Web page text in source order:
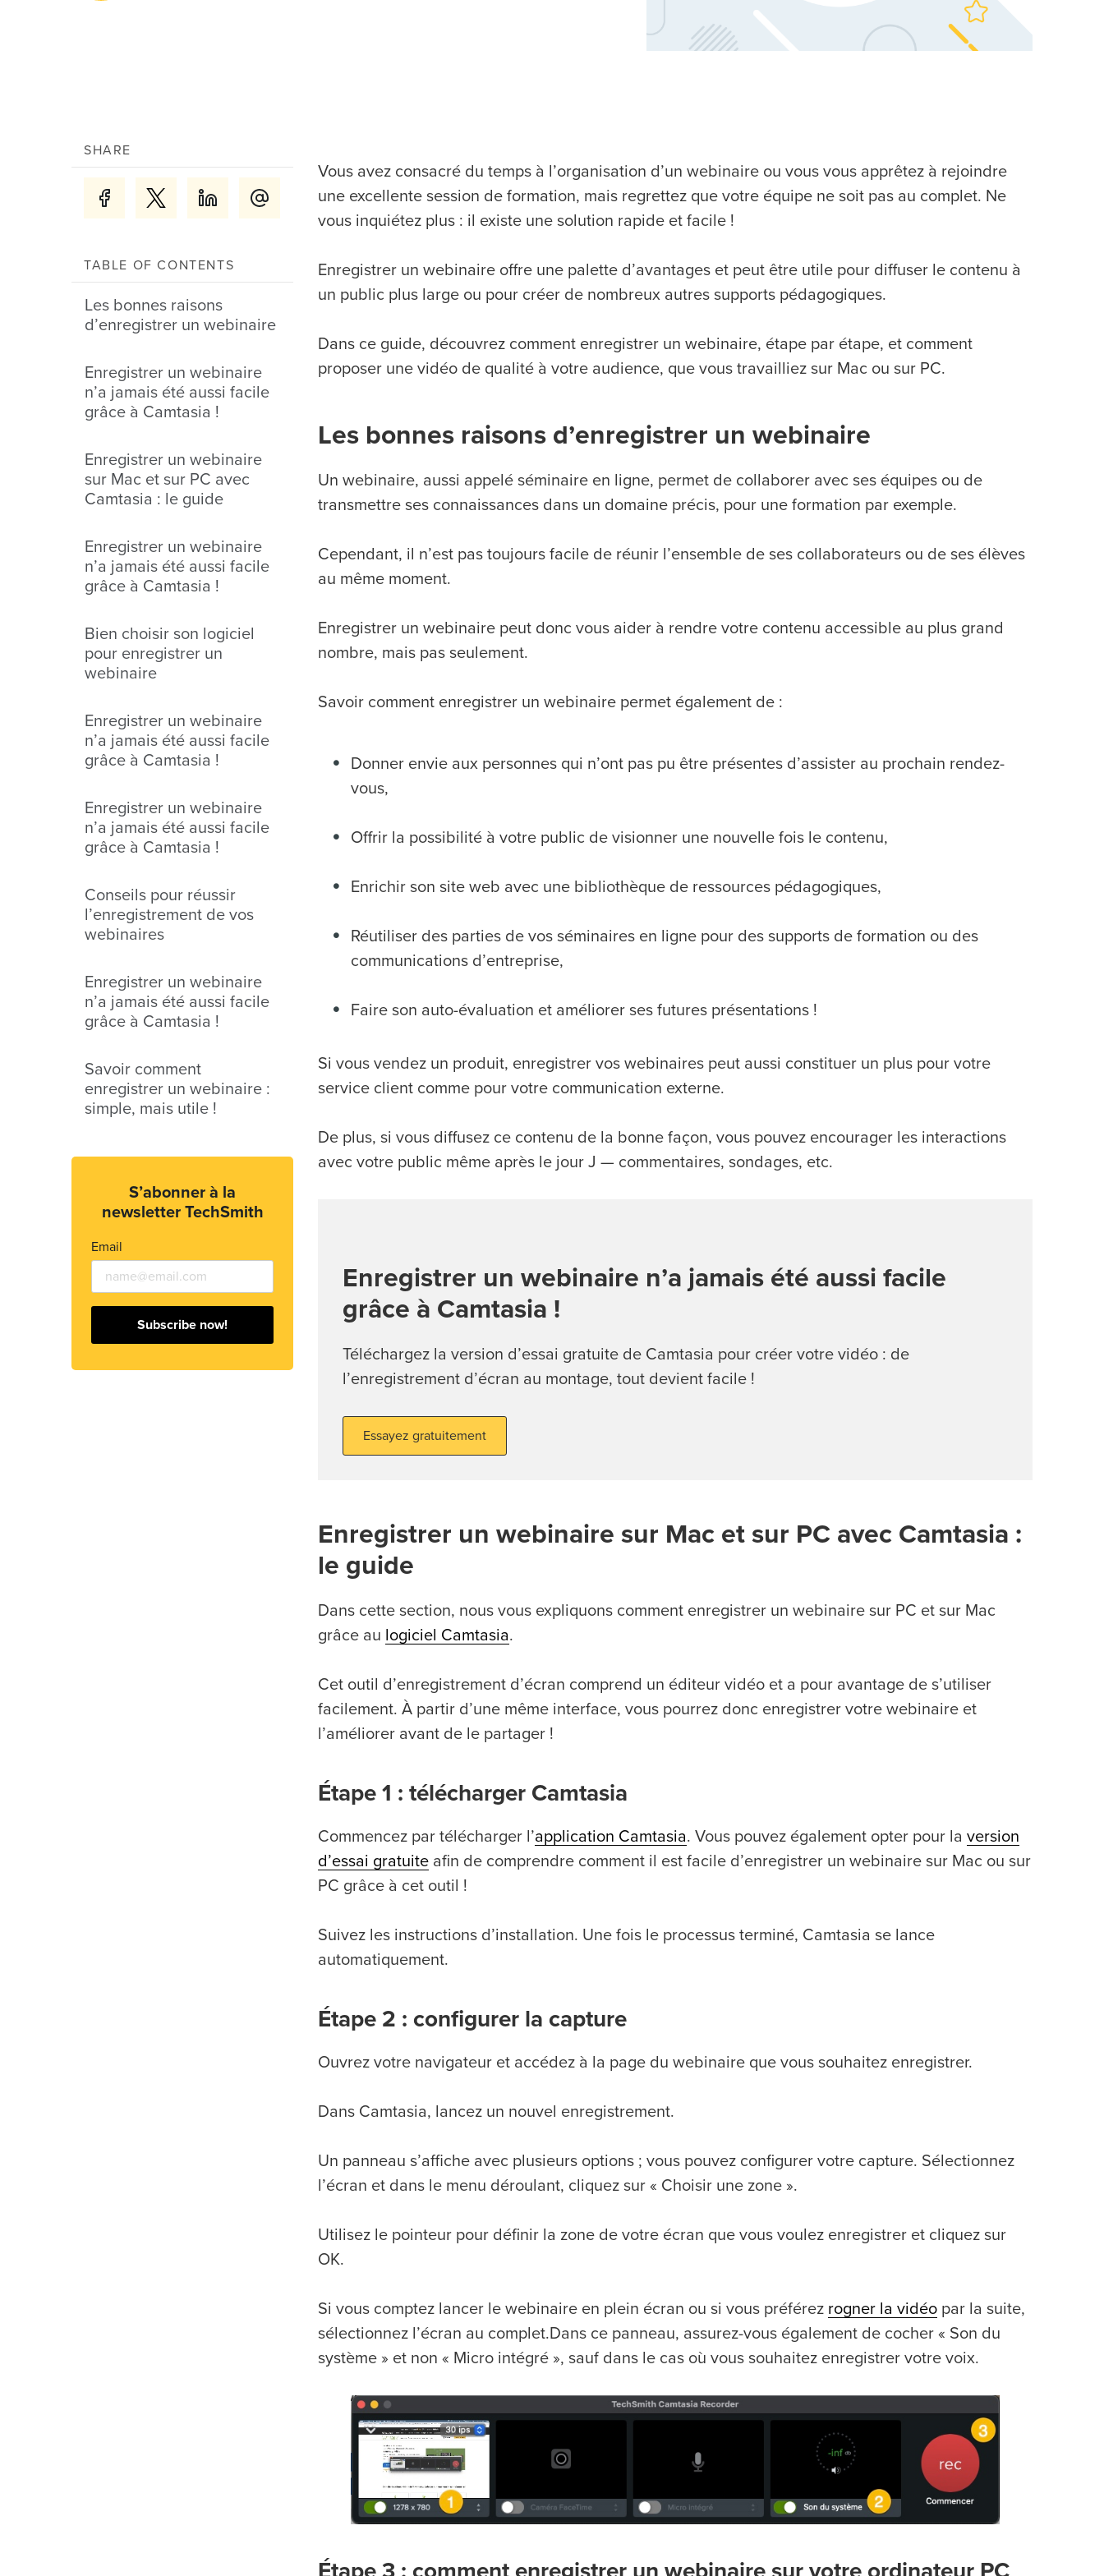
SHARE
TABLE OF CONTENTS
Les bonnes raisons
d’enregistrer un webinaire
Enregistrer un webinaire
n’a jamais été aussi facile
grâce à Camtasia !
Enregistrer un webinaire
sur Mac et sur PC avec
Camtasia : le guide
Enregistrer un webinaire
n’a jamais été aussi facile
grâce à Camtasia !
Bien choisir son logiciel
pour enregistrer un
webinaire
Enregistrer un webinaire
n’a jamais été aussi facile
grâce à Camtasia !
Enregistrer un webinaire
n’a jamais été aussi facile
grâce à Camtasia !
Conseils pour réussir
l’enregistrement de vos
webinaires
Enregistrer un webinaire
n’a jamais été aussi facile
grâce à Camtasia !
Savoir comment
enregistrer un webinaire :
simple, mais utile !
S’abonner à la
newsletter TechSmith
Email
Subscribe now!
Vous avez consacré du temps à l’organisation d’un webinaire ou vous vous apprêtez à rejoindre
une excellente session de formation, mais regrettez que votre équipe ne soit pas au complet. Ne
vous inquiétez plus : il existe une solution rapide et facile !
Enregistrer un webinaire offre une palette d’avantages et peut être utile pour diffuser le contenu à
un public plus large ou pour créer de nombreux autres supports pédagogiques.
Dans ce guide, découvrez comment enregistrer un webinaire, étape par étape, et comment
proposer une vidéo de qualité à votre audience, que vous travailliez sur Mac ou sur PC.
Les bonnes raisons d’enregistrer un webinaire
Un webinaire, aussi appelé séminaire en ligne, permet de collaborer avec ses équipes ou de
transmettre ses connaissances dans un domaine précis, pour une formation par exemple.
Cependant, il n’est pas toujours facile de réunir l’ensemble de ses collaborateurs ou de ses élèves
au même moment.
Enregistrer un webinaire peut donc vous aider à rendre votre contenu accessible au plus grand
nombre, mais pas seulement.
Savoir comment enregistrer un webinaire permet également de :
Donner envie aux personnes qui n’ont pas pu être présentes d’assister au prochain rendez-
vous,
Offrir la possibilité à votre public de visionner une nouvelle fois le contenu,
Enrichir son site web avec une bibliothèque de ressources pédagogiques,
Réutiliser des parties de vos séminaires en ligne pour des supports de formation ou des
communications d’entreprise,
Faire son auto-évaluation et améliorer ses futures présentations !
Si vous vendez un produit, enregistrer vos webinaires peut aussi constituer un plus pour votre
service client comme pour votre communication externe.
De plus, si vous diffusez ce contenu de la bonne façon, vous pouvez encourager les interactions
avec votre public même après le jour J — commentaires, sondages, etc.
Enregistrer un webinaire n’a jamais été aussi facile
grâce à Camtasia !
Téléchargez la version d’essai gratuite de Camtasia pour créer votre vidéo : de
l’enregistrement d’écran au montage, tout devient facile !
Essayez gratuitement
Enregistrer un webinaire sur Mac et sur PC avec Camtasia :
le guide
Dans cette section, nous vous expliquons comment enregistrer un webinaire sur PC et sur Mac
grâce au logiciel Camtasia.
Cet outil d’enregistrement d’écran comprend un éditeur vidéo et a pour avantage de s’utiliser
facilement. À partir d’une même interface, vous pourrez donc enregistrer votre webinaire et
l’améliorer avant de le partager !
Étape 1 : télécharger Camtasia
Commencez par télécharger l’application Camtasia. Vous pouvez également opter pour la version
d’essai gratuite afin de comprendre comment il est facile d’enregistrer un webinaire sur Mac ou sur
PC grâce à cet outil !
Suivez les instructions d’installation. Une fois le processus terminé, Camtasia se lance
automatiquement.
Étape 2 : configurer la capture
Ouvrez votre navigateur et accédez à la page du webinaire que vous souhaitez enregistrer.
Dans Camtasia, lancez un nouvel enregistrement.
Un panneau s’affiche avec plusieurs options ; vous pouvez configurer votre capture. Sélectionnez
l’écran et dans le menu déroulant, cliquez sur « Choisir une zone ».
Utilisez le pointeur pour définir la zone de votre écran que vous voulez enregistrer et cliquez sur
OK.
Si vous comptez lancer le webinaire en plein écran ou si vous préférez rogner la vidéo par la suite,
sélectionnez l’écran au complet.Dans ce panneau, assurez-vous également de cocher « Son du
système » et non « Micro intégré », sauf dans le cas où vous souhaitez enregistrer votre voix.